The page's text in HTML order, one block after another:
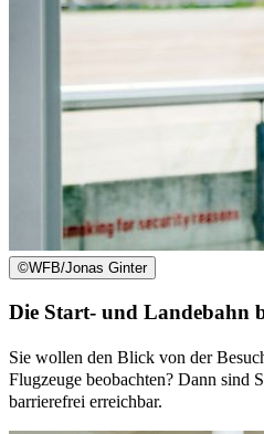
©WFB/Jonas Ginter
Die Start- und Landebahn
Sie wollen den Blick von der
Flugzeuge beobachten? Dann sind
barrierefrei erreichbar.